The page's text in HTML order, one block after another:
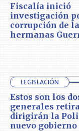
Fiscalía inició
investigación
corrupción de
hermanas
LEGISLACIÓN
Estos son los
generales
dirigirán la
nuevo gobierno